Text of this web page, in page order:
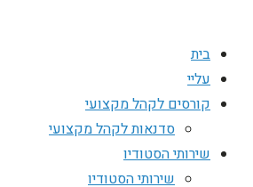
בית
עליי
קורסים לקהל מקצועי
סדנאות לקהל מקצועי
שירותי הסטודיו
שירותי הסטודיו